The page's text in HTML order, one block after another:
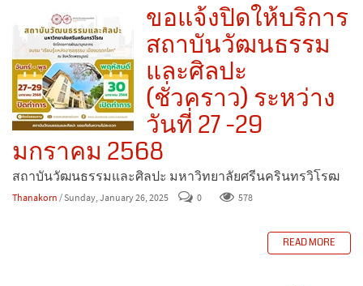
ขอแจ้งปิดให้บริการ
สถาบันวัฒนธรรม
และศิลปะ
(ชั่วคราว) ระหว่าง
วันที่ 27 -29
มกราคม 2568
สถาบันวัฒนธรรมและศิลปะ มหาวิทยาลัยศรีนครินทรวิโรฒ
Thanakorn / Sunday, January 26, 2025 0 578
READ MORE